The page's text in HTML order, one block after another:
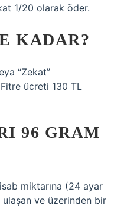
1/20 olarak öder.
KADAR?
“Zekat”
ücreti 130 TL
96 GRAM
miktarına (24 ayar
ve üzerinden bir